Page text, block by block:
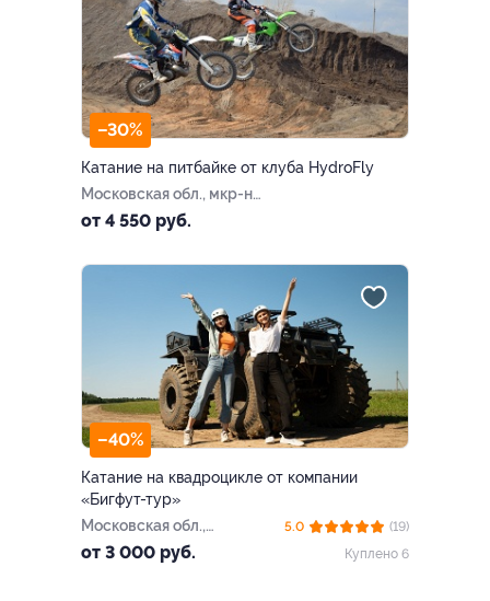
–30%
Катание на питбайке от клуба HydroFly
Московская обл., мкр-н
Жуковский, СНТ «Союз
от 4 550 руб.
–40%
Катание на квадроцикле от компании
«Бигфут-тур»
Московская обл.,
Сергиево-Посадский г.о.,
от 3 000 руб.
5.0
(19)
Куплено 6